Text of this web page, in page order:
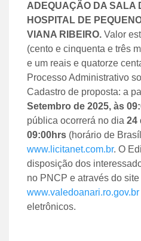
ADEQUAÇÃO DA SALA
HOSPITAL DE
VIANA RIBEIRO. Valor
(cento e cinquenta e três
e um reais e quatorze
Processo Administrativo
Cadastro de proposta: a
Setembro de 2025, às
pública ocorrerá no dia 24
09:00hrs (horário de
www.licitanet.com.br. O
disposição dos
no PNCP e através do site
www.valedoanari.ro.gov.br
eletrônicos.